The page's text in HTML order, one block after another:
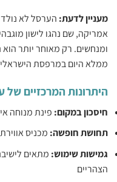
‏מעניין לדעת: ‏ ‏הערסל לא נולד
אמריקה, שם נהגו לישון
ומנחשים. רק מאוחר יותר
ממלא היום במרפסת
היתרונות המרכזיים של
‏חיסכון במקום: ‏ ‏פינת מנוחה
‏תחושת חופשה: ‏ ‏מכניס
‏גמישות שימוש: ‏ ‏מתאים
הצהריים‏